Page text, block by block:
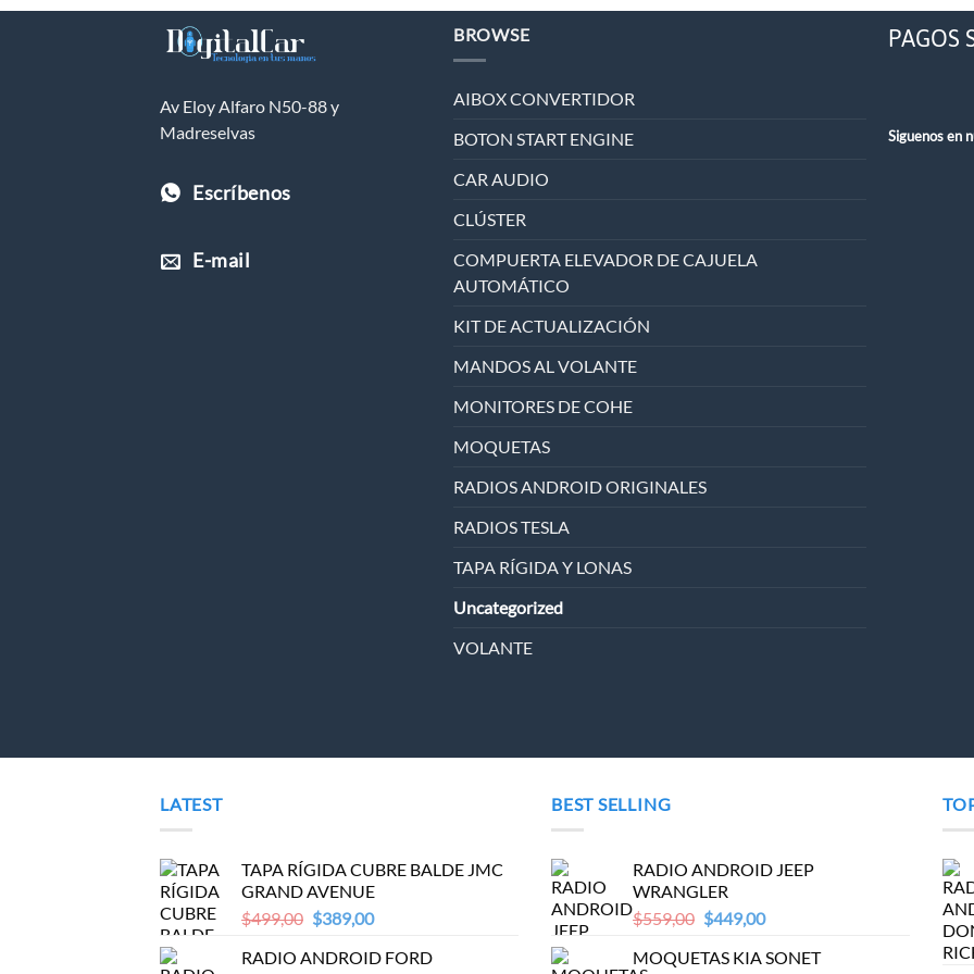
Av Eloy Alfaro N50-88 y
Madreselvas
Escríbenos
E-mail
BROWSE
AIBOX CONVERTIDOR
BOTON START ENGINE
CAR AUDIO
CLÚSTER
COMPUERTA ELEVADOR DE CAJUELA
AUTOMÁTICO
KIT DE ACTUALIZACIÓN
MANDOS AL VOLANTE
MONITORES DE COHE
MOQUETAS
RADIOS ANDROID ORIGINALES
RADIOS TESLA
TAPA RÍGIDA Y LONAS
Uncategorized
VOLANTE
PAGOS
Siguenos en
LATEST
TAPA RÍGIDA CUBRE BALDE JMC
GRAND AVENUE
$499,00 Original
was:
$389,00Current
is:
RADIO ANDROID FORD
BEST SELLING
RADIO ANDROID JEEP
WRANGLER
$559,00 Original
was:
$449,00Current
is:
MOQUETAS KIA SONET